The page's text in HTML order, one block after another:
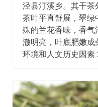
泾县汀溪乡。其干茶
茶叶平直舒展，翠
殊的兰花香味，香
澈明亮，叶底肥嫩
环境和人文历史因素